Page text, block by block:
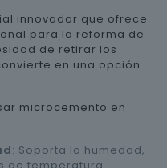
innovador que ofrece
para la reforma de
de retirar los
en una opción
microcemento en
: Soporta la humedad,